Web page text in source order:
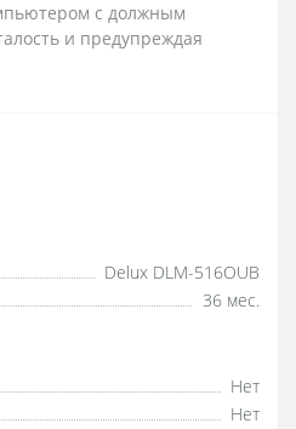
с должным
и предупреждая
Delux DLM-516OUB
36 мес.
Нет
Нет